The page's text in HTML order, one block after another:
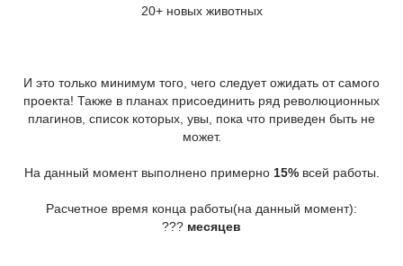
20+ новых животных
И это только минимум того, чего следует ожидать от самого
проекта! Также в планах присоединить ряд революционных
плагинов, список которых, увы, пока что приведен быть не
может.
На данный момент выполнено примерно 15%всей работы.
Расчетное время конца работы(на данный момент):
??? месяцев